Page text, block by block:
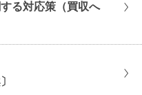
る対応策（買収へ